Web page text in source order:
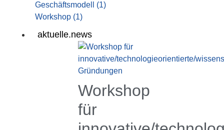
Geschäftsmodell (1)
Workshop (1)
aktuelle.news
Workshop
für